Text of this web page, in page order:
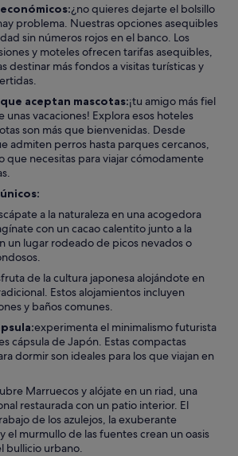
¿no quieres dejarte el bolsillo
problema. Nuestras opciones asequibles
sin números rojos en el banco. Los
y moteles ofrecen tarifas asequibles,
destinar más fondos a visitas turísticas y
aceptan mascotas:¡tu amigo más fiel
unas vacaciones! Explora esos hoteles
son más que bienvenidas. Desde
admiten perros hasta parques cercanos,
que necesitas para viajar cómodamente
a la naturaleza en una acogedora
con un cacao calentito junto a la
un lugar rodeado de picos nevados o
de la cultura japonesa alojándote en
Estos alojamientos incluyen
y baños comunes.
experimenta el minimalismo futurista
cápsula de Japón. Estas compactas
dormir son ideales para los que viajan en
Marruecos y alójate en un riad, una
restaurada con un patio interior. El
de los azulejos, la exuberante
el murmullo de las fuentes crean un oasis
bullicio urbano.